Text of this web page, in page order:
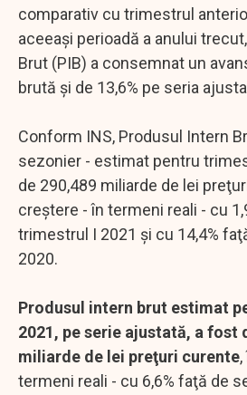
comparativ cu trimestrul
aceeaşi perioadă a anului
Brut (PIB) a consemnat un
brută şi de 13,6% pe seria
Conform INS, Produsul Intern
sezonier - estimat pentru
de 290,489 miliarde de lei
creştere - în termeni reali - cu
trimestrul I 2021 şi cu 14,4%
2020.
Produsul intern brut estimat
2021, pe serie ajustată, a fost
miliarde de lei preţuri curente
termeni reali - cu 6,6% faţă de